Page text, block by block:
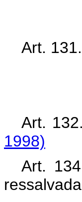
Art. 131.
Art.
1998)
Art.